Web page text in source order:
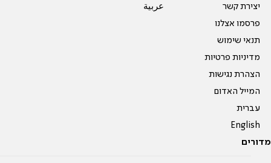
יצירת קשר
פרסמו אצלנו
תנאי שימוש
מדיניות פרטיות
הצהרת נגישות
המייל האדום
עברית
English
عربية
מדורים